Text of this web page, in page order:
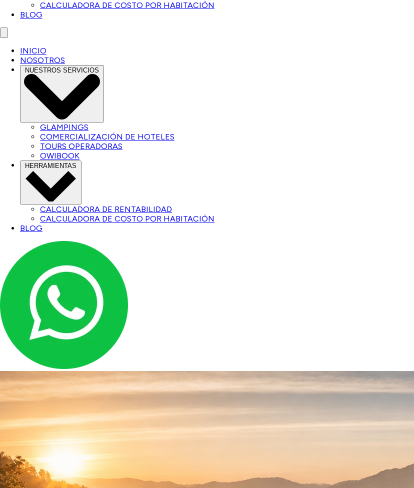
CALCULADORA DE COSTO POR HABITACIÓN
BLOG
Close menu
INICIO
NOSOTROS
NUESTROS SERVICIOS
GLAMPINGS
COMERCIALIZACIÓN DE HOTELES
TOURS OPERADORAS
OWIBOOK
HERRAMIENTAS
CALCULADORA DE RENTABILIDAD
CALCULADORA DE COSTO POR HABITACIÓN
BLOG